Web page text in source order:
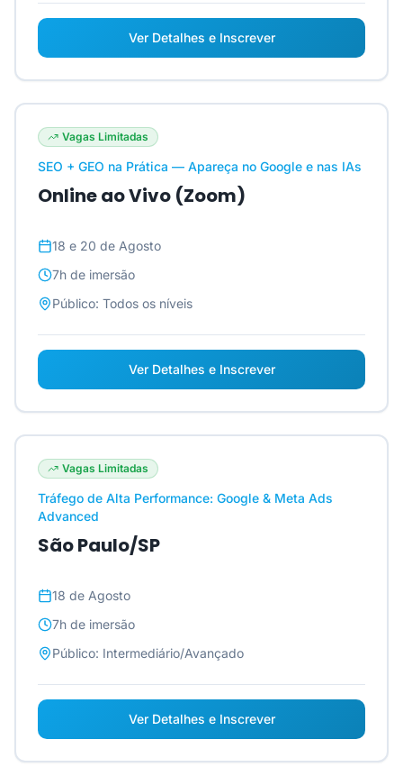
Ver Detalhes e Inscrever
Vagas Limitadas
SEO + GEO na Prática — Apareça no Google e nas IAs
Online ao Vivo (Zoom)
18 e 20 de Agosto
7h de imersão
Público: Todos os níveis
Ver Detalhes e Inscrever
Vagas Limitadas
Tráfego de Alta Performance: Google & Meta Ads
Advanced
São Paulo/SP
18 de Agosto
7h de imersão
Público: Intermediário/Avançado
Ver Detalhes e Inscrever